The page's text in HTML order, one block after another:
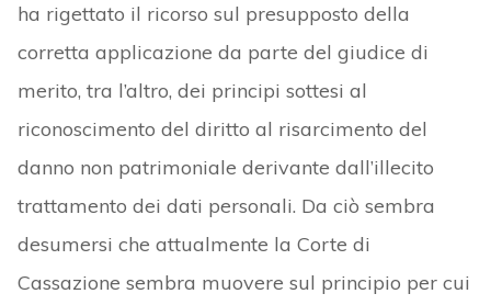
ha rigettato il ricorso sul presupposto della
corretta applicazione da parte del giudice di
merito, tra l’altro, dei principi sottesi al
riconoscimento del diritto al risarcimento del
danno non patrimoniale derivante dall’illecito
trattamento dei dati personali. Da ciò sembra
desumersi che attualmente la Corte di
Cassazione sembra muovere sul principio per cui